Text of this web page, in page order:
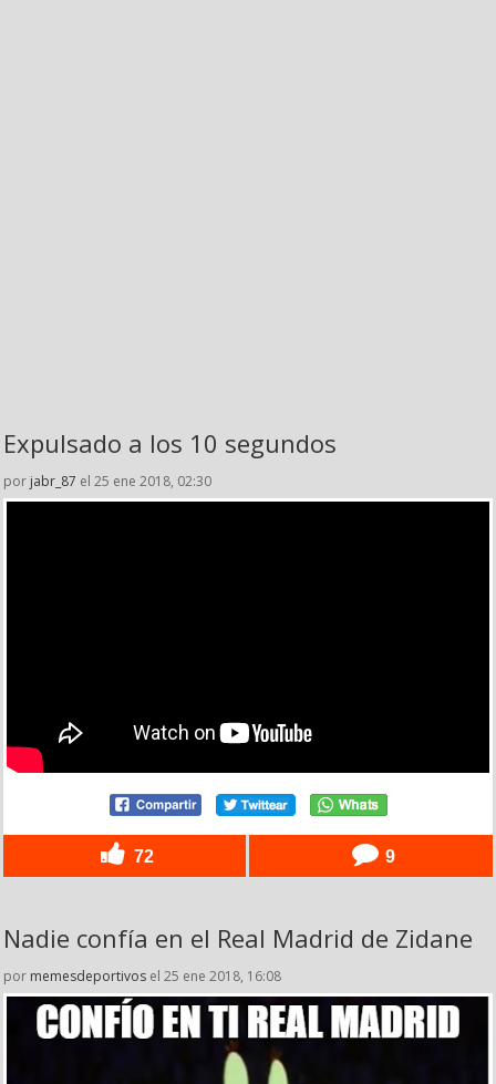
Expulsado a los 10 segundos
por jabr_87 el 25 ene 2018, 02:30
72 9
Nadie confía en el Real Madrid de Zidane
por memesdeportivos el 25 ene 2018, 16:08